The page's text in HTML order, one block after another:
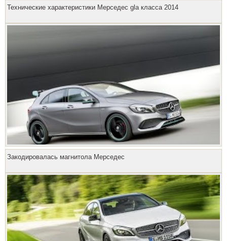
Технические характеристики Мерседес gla класса 2014
Закодировалась магнитола Мерседес